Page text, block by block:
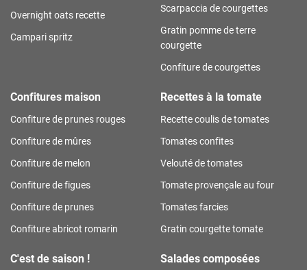
Overnight oats recette
Campari spritz
Scarpaccia de courgettes
Gratin pomme de terre
courgette
Confiture de courgettes
Confitures maison
Confiture de prunes rouges
Confiture de mûres
Confiture de melon
Confiture de figues
Confiture de prunes
Confiture abricot romarin
Recettes à la tomate
Recette coulis de tomates
Tomates confites
Velouté de tomates
Tomate provençale au four
Tomates farcies
Gratin courgette tomate
C'est de saison ! Salades composées